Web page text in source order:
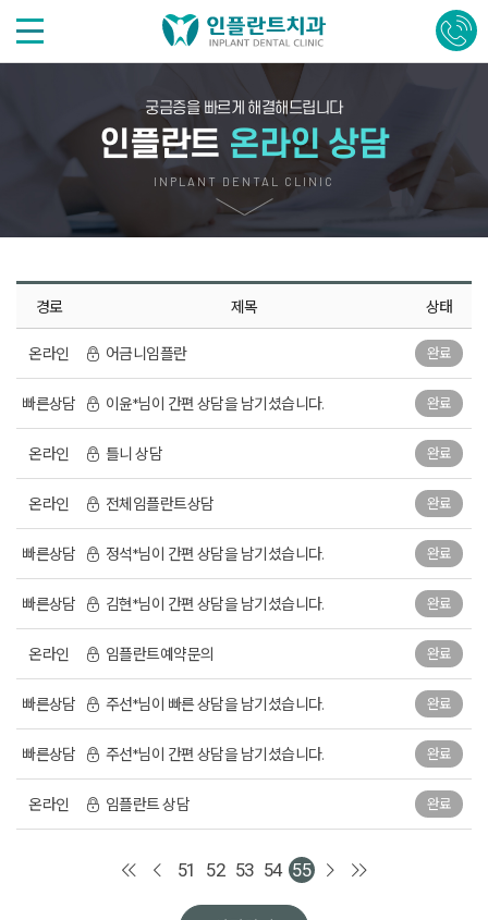
궁금증을 빠르게 해결해드립니다
인플란트 온라인 상담
INPLANT DENTAL CLINIC
경로 제목 상태
온라인 어금니임플란 완료
빠른상담 이윤*님이 간편 상담을 남기셨습니다. 완료
온라인 틀니 상담 완료
온라인 전체임플란트상담 완료
빠른상담 정석*님이 간편 상담을 남기셨습니다. 완료
빠른상담 김현*님이 간편 상담을 남기셨습니다. 완료
온라인 임플란트예약문의 완료
빠른상담 주선*님이 빠른 상담을 남기셨습니다. 완료
빠른상담 주선*님이 간편 상담을 남기셨습니다. 완료
온라인 임플란트 상담 완료
51 52 53 54 55